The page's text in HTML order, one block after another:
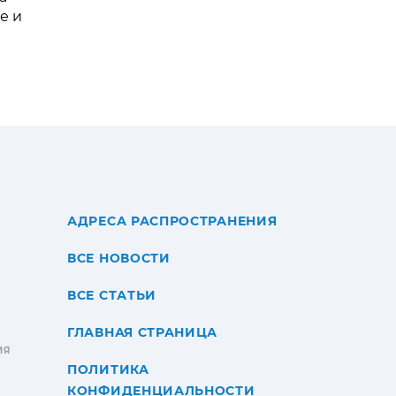
и
АДРЕСА РАСПРОСТРАНЕНИЯ
ВСЕ НОВОСТИ
ВСЕ СТАТЬИ
ГЛАВНАЯ СТРАНИЦА
ПОЛИТИКА
КОНФИДЕНЦИАЛЬНОСТИ